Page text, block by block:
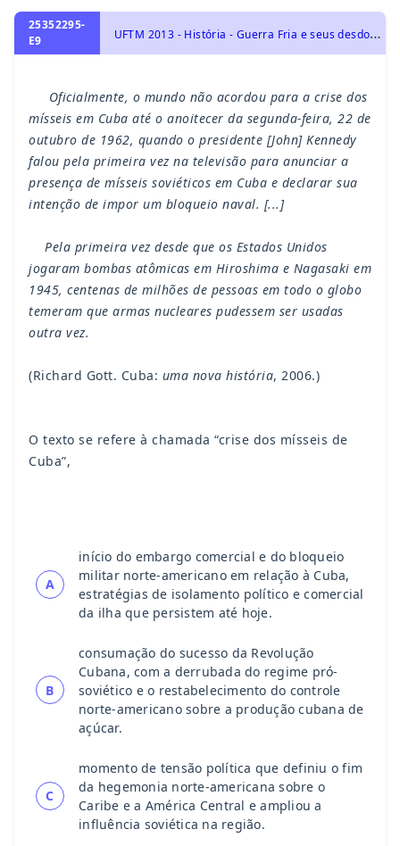
25352295-
E9
U
FTM 2013 - História - Guerra Fria e seus desdobramentos, História Geral
Oficialmente, o mundo não acordou para a crise dos
mísseis em Cuba até o anoitecer da segunda-feira, 22 de
outubro de 1962, quando o presidente [John] Kennedy
falou pela primeira vez na televisão para anunciar a
presença de mísseis soviéticos em Cuba e declarar sua
intenção de impor um bloqueio naval. [...]
Pela primeira vez desde que os Estados Unidos
jogaram bombas atômicas em Hiroshima e Nagasaki em
1945, centenas de milhões de pessoas em todo o globo
temeram que armas nucleares pudessem ser usadas
outra vez.
(Richard Gott. Cuba: uma nova história, 2006.)
O texto se refere à chamada “crise dos mísseis de
Cuba”,
A
início do embargo comercial e do bloqueio
militar norte-americano em relação à Cuba,
estratégias de isolamento político e comercial
da ilha que persistem até hoje.
B
consumação do sucesso da Revolução
Cubana, com a derrubada do regime pró-
soviético e o restabelecimento do controle
norte-americano sobre a produção cubana de
açúcar.
C
momento de tensão política que definiu o fim
da hegemonia norte-americana sobre o
Caribe e a América Central e ampliou a
influência soviética na região.